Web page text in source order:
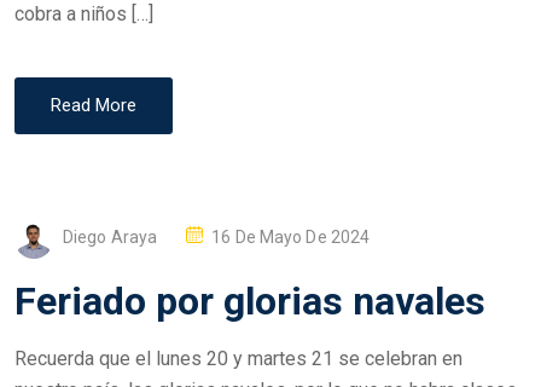
cobra a niños […]
Read More
Diego Araya
P
S
E
16 De Mayo De 2024
Feriado por glorias navales
Recuerda que el lunes 20 y martes 21 se celebran en